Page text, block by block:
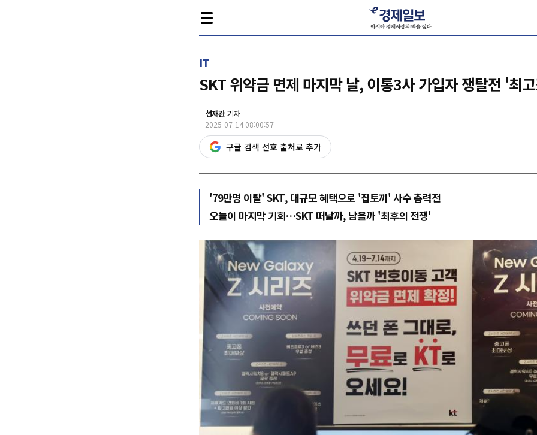
IT
SKT 위약금 면제 마지막 날, 이통3사 가입자 쟁탈전 '최
선재관기자
2025-07-14 08:00:57
구글 검색 선호 출처로 추가
'79만명 이탈' SKT, 대규모 혜택으로 '집토끼' 사수 총력전
오늘이 마지막 기회…SKT 떠날까, 남을까 '최후의 전쟁'